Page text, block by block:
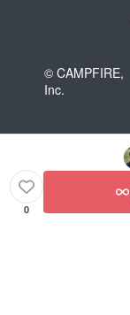
© CAMPFIRE,
Inc.
0